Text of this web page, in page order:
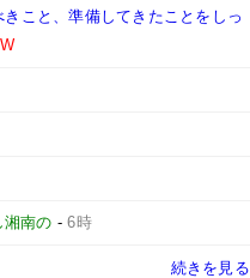
こと、準備してきたことをしっ
湘南の -6時
続きを見る